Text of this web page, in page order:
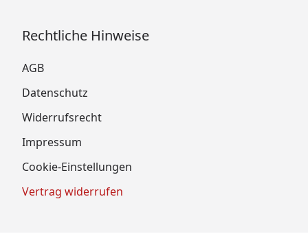
Rechtliche Hinweise
AGB
Datenschutz
Widerrufsrecht
Impressum
Cookie-Einstellungen
Vertrag widerrufen